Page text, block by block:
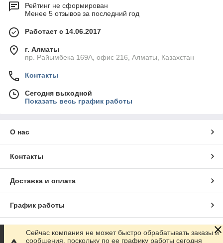
Рейтинг не сформирован
Менее 5 отзывов за последний год
Работает с 14.06.2017
г. Алматы
пр. Райымбека 169А, офис 216, Алматы, Казахстан
Контакты
Сегодня выходной
Показать весь график работы
О нас
Контакты
Доставка и оплата
График работы
Полная версия сайта
Сейчас компания не может быстро обрабатывать заказы и
сообщения, поскольку по ее графику работы сегодня